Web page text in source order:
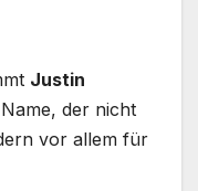
Justin
der nicht
vor allem für